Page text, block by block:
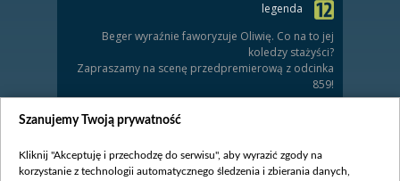
legenda
Beger wyraźnie faworyzuje Oliwię. Co na to jej
koledzy stażyści?
Zapraszamy na scenę przedpremierową z odcinka
859!
Zobacz również
Szanujemy Twoją prywatność
Kliknij "Akceptuję i przechodzę do serwisu", aby wyrazić zgody na
korzystanie z technologii automatycznego śledzenia i zbierania danych,